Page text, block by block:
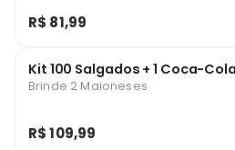
R$ 81,99
Kit 100 Salgados + 1 Coca-
Brinde 2 Maioneses
R$ 109,99